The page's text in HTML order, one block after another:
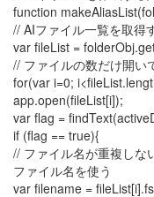
function
// AIファイル一覧を取得
var fileList =
// ファイルの数だけ開い
for(var i=0;
app.open(fileList[i]);
var flag =
if (flag == true){
// ファイル名が重複しな
ファイル名を使う
var filename =